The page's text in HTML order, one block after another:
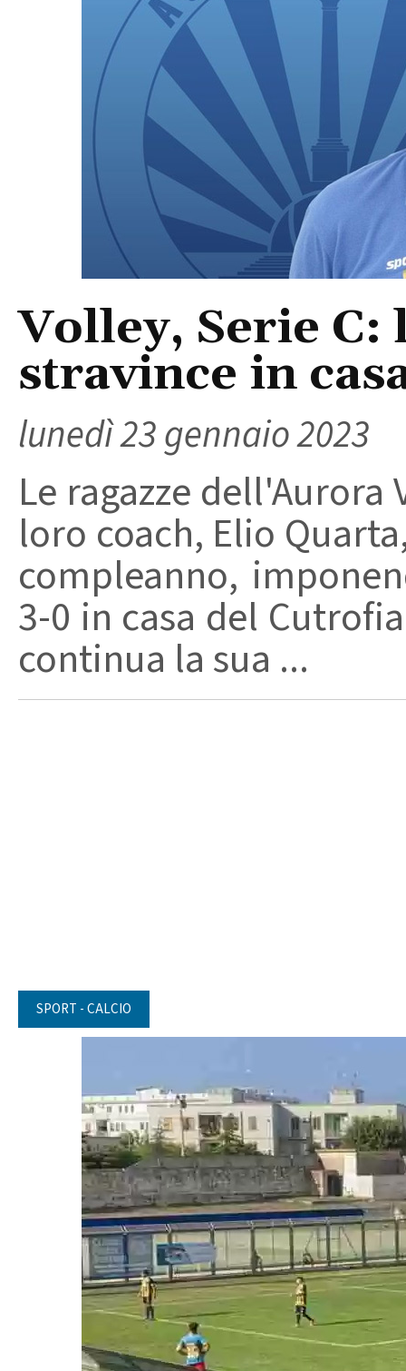
Volley, Serie
stravince in
lunedì 23 gennaio 2023
Le ragazze
loro coach, Elio
compleanno,
3-0 in casa del
continua la sua ...
SPORT - CALCIO